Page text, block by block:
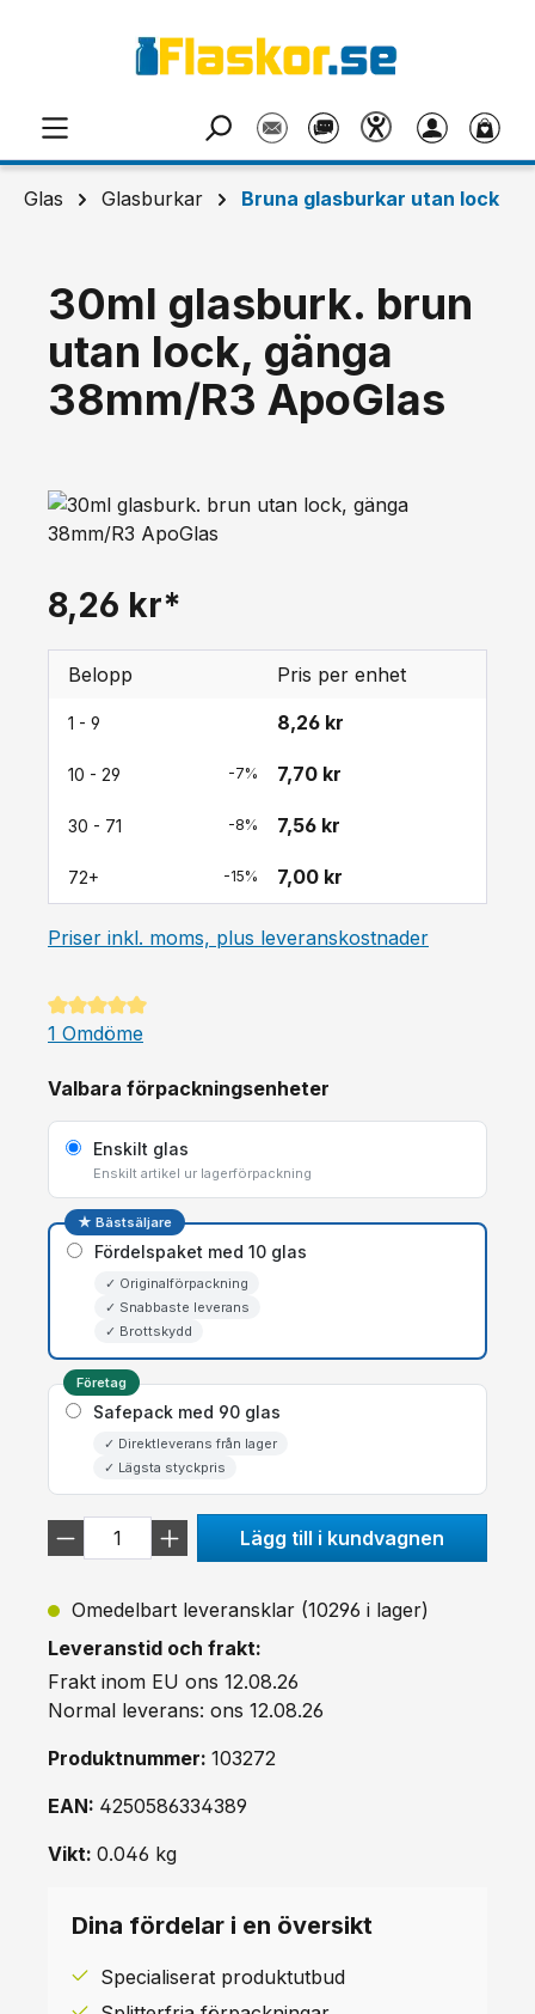
Glas Glasburkar Bruna glasburkar utan lock
30ml glasburk. brun
utan lock, gänga
38mm/R3 ApoGlas
8,26 kr*
Belopp Pris per enhet
1 - 9 8,26 kr
10 - 29 -7% 7,70 kr
30 - 71 -8% 7,56 kr
72+ -15% 7,00 kr
Priser inkl. moms, plus leveranskostnader
Genomsnittligt betyg på 5 av 5 stjärnor
1 Omdöme
Valbara förpackningsenheter
Enskilt glas
Enskilt artikel ur lagerförpackning
★ Bästsäljare
Fördelspaket med 10 glas
✓ Originalförpackning
✓ Snabbaste leverans
✓ Brottskydd
Företag
Safepack med 90 glas
✓ Direktleverans från lager
✓ Lägsta styckpris
Lägg till i kundvagnen
Omedelbart leveransklar (10296 i lager)
Leveranstid och frakt:
Frakt inom EU ons 12.08.26
Normal leverans: ons 12.08.26
Produktnummer: 103272
EAN: 4250586334389
Vikt: 0.046 kg
Dina fördelar i en översikt
Specialiserat produktutbud